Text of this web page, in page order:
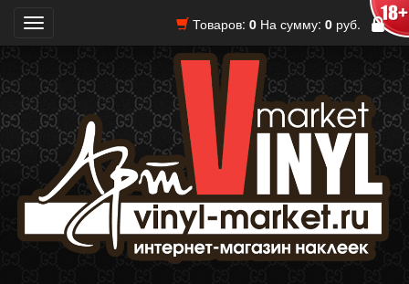
Товаров: 0 На сумму: 0 руб.
Toggle
navigation